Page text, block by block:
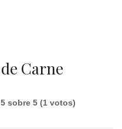
Carne
5 sobre 5 (1 votos)